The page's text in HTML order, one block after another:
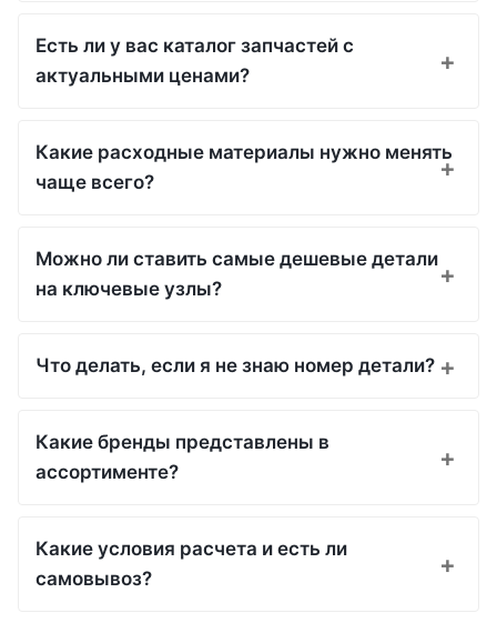
Есть ли у вас каталог запчастей с
актуальными ценами?
Какие расходные материалы нужно менять
чаще всего?
Можно ли ставить самые дешевые детали
на ключевые узлы?
Что делать, если я не знаю номер детали?
Какие бренды представлены в
ассортименте?
Какие условия расчета и есть ли
самовывоз?